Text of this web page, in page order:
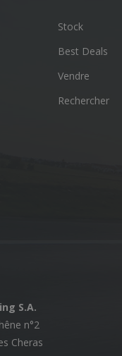
Stock
Best Deals
Vendre
Rechercher
S.A.
n°2
Cheras